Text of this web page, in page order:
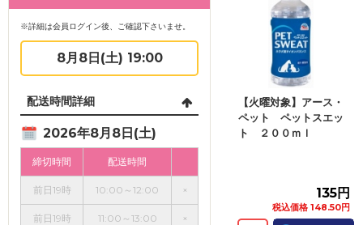
※詳細は会員ログイン後、ご確認下さいませ。
8月8日(土) 19:00
配送時間詳細
2026年8月8日(土)
締切時間 配送時間
前日19時 10:00～12:00 ×
前日19時 11:00～13:00 ×
【火曜対象】アース・
ペット ペットスエッ
ト ２００ｍｌ
135円
税込価格 148.50円